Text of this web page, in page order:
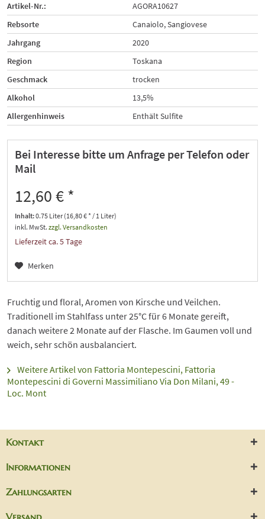
Artikel-Nr.:
AGORA10627
Rebsorte
Canaiolo, Sangiovese
Jahrgang
2020
Region
Toskana
Geschmack
trocken
Alkohol
13,5%
Allergenhinweis
Enthält Sulfite
Bei Interesse bitte um Anfrage per Telefon oder
Mail
12,60 € *
Inhalt:0.75 Liter (16,80 € * / 1 Liter)
inkl. MwSt. zzgl. Versandkosten
Lieferzeit ca. 5 Tage
Merken
Fruchtig und floral, Aromen von Kirsche und Veilchen.
Traditionell im Stahlfass unter 25°C für 6 Monate gereift,
danach weitere 2 Monate auf der Flasche. Im Gaumen voll und
weich, sehr schön ausbalanciert.
Weitere Artikel von Fattoria Montepescini, Fattoria
Montepescini di Governi Massimiliano Via Don Milani, 49 -
Loc. Mont
Kontakt
Informationen
Zahlungsarten
Versand